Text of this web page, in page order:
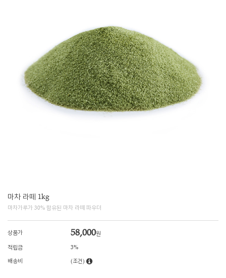
마차 라떼 1kg
마차가루가 30% 함유된 마차 라떼 파우더
상품가 58,000원
적립금 3%
배송비 (조건)